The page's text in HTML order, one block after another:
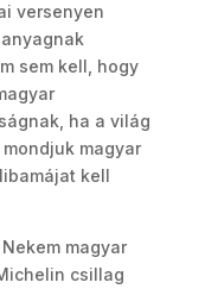
versenyen
sem kell, hogy
ha a világ
magyar
kell
magyar
csillag